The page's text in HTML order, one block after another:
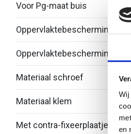
Wij
en
Voor Pg-maat buis
Oppervlaktebescherming klem
Oppervlaktebescherming
Materiaal schroef
Materiaal klem
Met contra-fixeerplaatje